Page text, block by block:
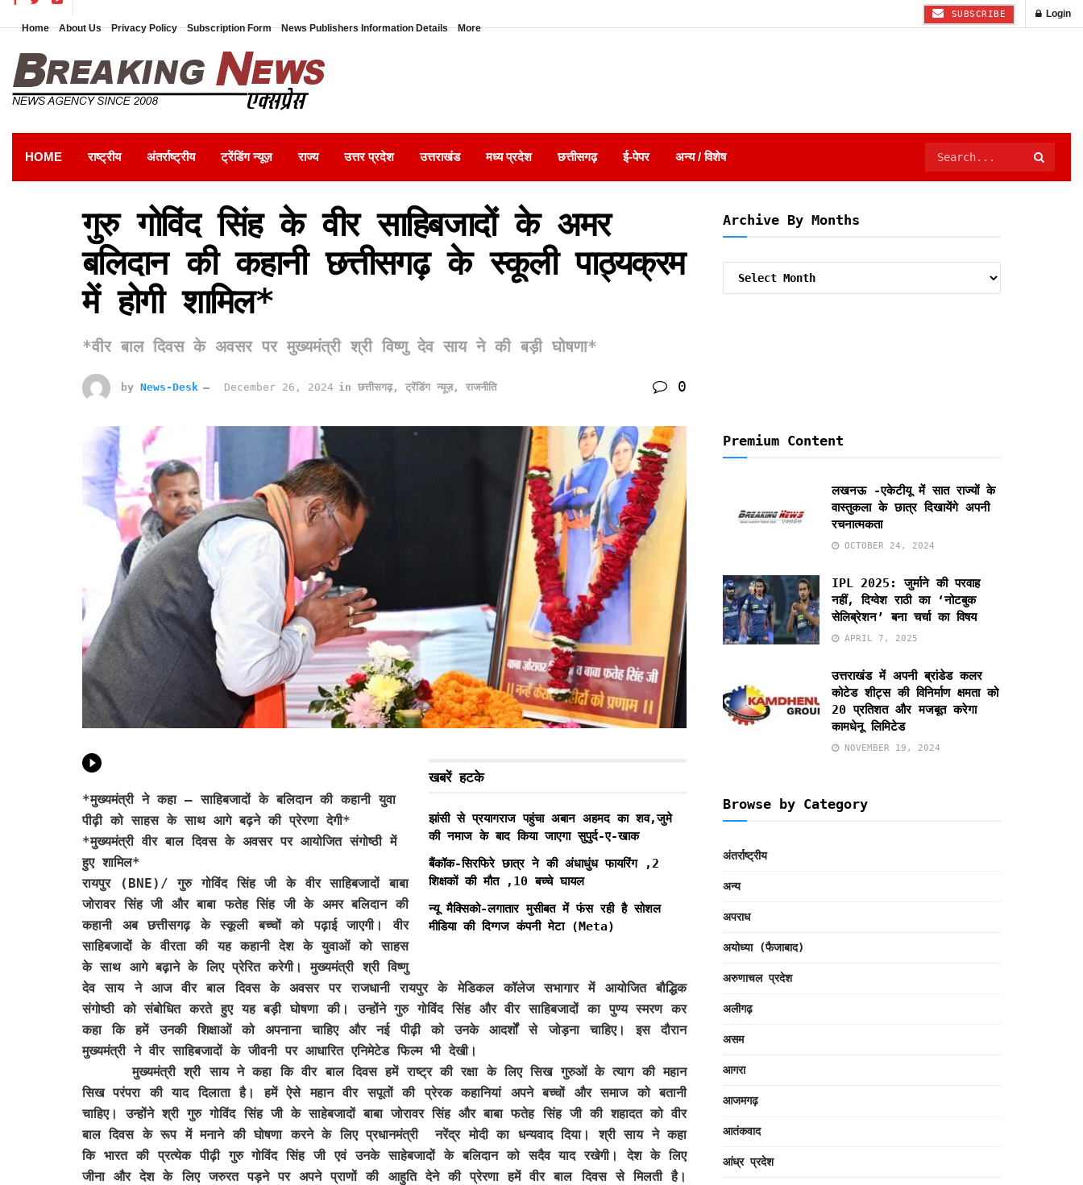
Home About Us Privacy Policy Subscription Form News Publishers Information Details More
SUBSCRIBE Login
HOME राष्ट्रीय अंतर्राष्ट्रीय ट्रेंडिंग न्यूज़ राज्य उत्तर प्रदेश उत्तराखंड मध्य प्रदेश छत्तीसगढ़ ई-पेपर अन्य / विशेष
गुरु गोविंद सिंह के वीर साहिबजादों के अमर
बलिदान की कहानी छत्तीसगढ़ के स्कूली पाठ्यक्रम
में होगी शामिल*
*वीर बाल दिवस के अवसर पर मुख्यमंत्री श्री विष्णु देव साय ने की बड़ी घोषणा*
by News-Desk December 26, 2024 in छत्तीसगढ़, ट्रेंडिंग न्यूज़, राजनीति 0
खबरें हटके
झांसी से प्रयागराज पहुंचा अबान अहमद का शव,जुमे
की नमाज के बाद किया जाएगा सुपुर्द-ए-खाक
बैंकॉक-सिरफिरे छात्र ने की अंधाधुंध फायरिंग ,2
शिक्षकों की मौत ,10 बच्चे घायल
न्यू मैक्सिको-लगातार मुसीबत में फंस रही है सोशल
मीडिया की दिग्गज कंपनी मेटा (Meta)
*मुख्यमंत्री ने कहा – साहिबजादों के बलिदान की कहानी युवा
पीढ़ी को साहस के साथ आगे बढ़ने की प्रेरणा देगी*
*मुख्यमंत्री वीर बाल दिवस के अवसर पर आयोजित संगोष्ठी में
हुए शामिल*
रायपुर (BNE)/ गुरु गोविंद सिंह जी के वीर साहिबजादों बाबा
जोरावर सिंह जी और बाबा फतेह सिंह जी के अमर बलिदान की
कहानी अब छत्तीसगढ़ के स्कूली बच्चों को पढ़ाई जाएगी। वीर
साहिबजादों के वीरता की यह कहानी देश के युवाओं को साहस
के साथ आगे बढ़ाने के लिए प्रेरित करेगी। मुख्यमंत्री श्री विष्णु
देव साय ने आज वीर बाल दिवस के अवसर पर राजधानी रायपुर के मेडिकल कॉलेज सभागार में आयोजित बौद्धिक
संगोष्ठी को संबोधित करते हुए यह बड़ी घोषणा की। उन्होंने गुरु गोविंद सिंह और वीर साहिबजादों का पुण्य स्मरण कर
कहा कि हमें उनकी शिक्षाओं को अपनाना चाहिए और नई पीढ़ी को उनके आदर्शों से जोड़ना चाहिए। इस दौरान
मुख्यमंत्री ने वीर साहिबजादों के जीवनी पर आधारित एनिमेटेड फिल्म भी देखी।
मुख्यमंत्री श्री साय ने कहा कि वीर बाल दिवस हमें राष्ट्र की रक्षा के लिए सिख गुरुओं के त्याग की महान
सिख परंपरा की याद दिलाता है। हमें ऐसे महान वीर सपूतों की प्रेरक कहानियां अपने बच्चों और समाज को बतानी
चाहिए। उन्होंने श्री गुरु गोविंद सिंह जी के साहेबजादों बाबा जोरावर सिंह और बाबा फतेह सिंह जी की शहादत को वीर
बाल दिवस के रूप में मनाने की घोषणा करने के लिए प्रधानमंत्री नरेंद्र मोदी का धन्यवाद दिया। श्री साय ने कहा
कि भारत की प्रत्येक पीढ़ी गुरु गोविंद सिंह जी एवं उनके साहेबजादों के बलिदान को सदैव याद रखेगी। देश के लिए
जीना और देश के लिए जरुरत पड़ने पर अपने प्राणों की आहुति देने की प्रेरणा हमें वीर बाल दिवस से मिलती है।
Archive By Months
Premium Content
लखनऊ -एकेटीयू में सात राज्यों के
वास्तुकला के छात्र दिखायेंगे अपनी
रचनात्मकता
OCTOBER 24, 2024
IPL 2025: जुर्माने की परवाह
नहीं, दिग्वेश राठी का ‘नोटबुक
सेलिब्रेशन’ बना चर्चा का विषय
APRIL 7, 2025
उत्तराखंड में अपनी ब्रांडेड कलर
कोटेड शीट्स की विनिर्माण क्षमता को
20 प्रतिशत और मजबूत करेगा
कामधेनू लिमिटेड
NOVEMBER 19, 2024
Browse by Category
अंतर्राष्ट्रीय
अन्य
अपराध
अयोध्या (फैजाबाद)
अरुणाचल प्रदेश
अलीगढ़
असम
आगरा
आजमगढ़
आतंकवाद
आंध्र प्रदेश